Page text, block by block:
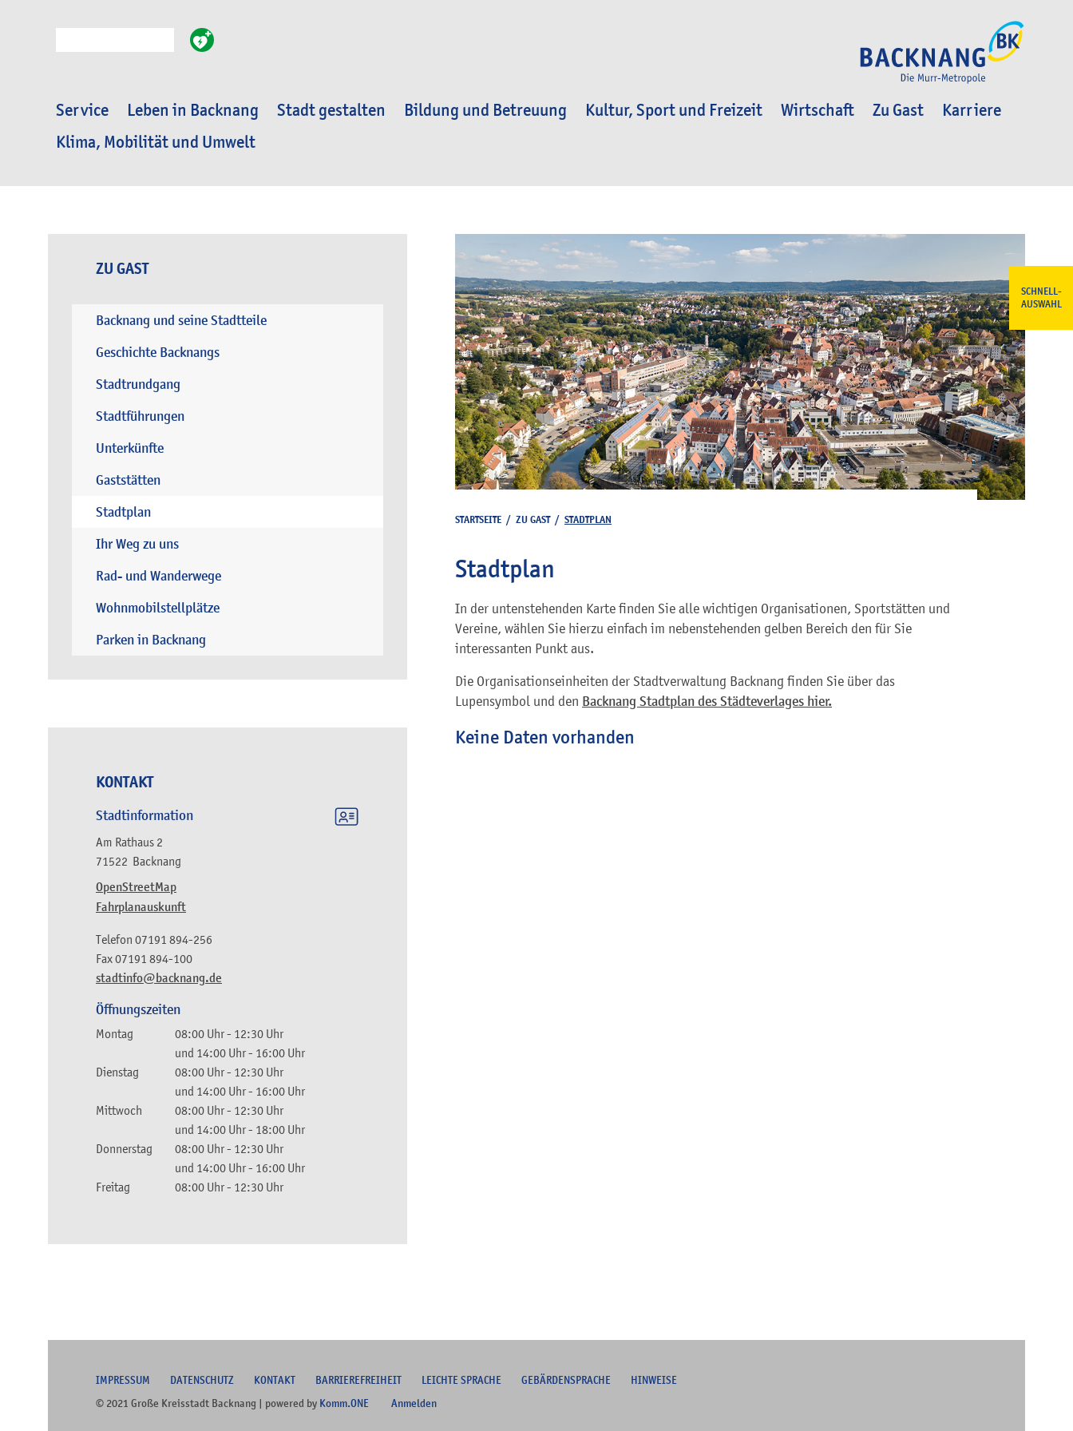
Service Leben in Backnang Stadt gestalten Bildung und Betreuung Kultur, Sport und Freizeit Wirtschaft Zu Gast
Karriere
Klima, Mobilität und Umwelt
SCHNELL-
AUSWAHL
ZU GAST
Backnang und seine Stadtteile
Geschichte Backnangs
Stadtrundgang
Stadtführungen
Unterkünfte
Gaststätten
Stadtplan
Ihr Weg zu uns
Rad- und Wanderwege
Wohnmobilstellplätze
Parken in Backnang
KONTAKT
Stadtinformation
Am Rathaus 2
71522 Backnang
OpenStreetMap
Fahrplanauskunft
stadtinfo@backnang.de
Telefon 07191 894-256
Fax07191 894-100
Öffnungszeiten
Montag 08:00 Uhr- 12:30 Uhr
und 14:00 Uhr- 16:00 Uhr
Dienstag
08:00 Uhr- 12:30 Uhr
und 14:00 Uhr- 16:00 Uhr
Mittwoch
08:00 Uhr- 12:30 Uhr
und 14:00 Uhr- 18:00 Uhr
Donnerstag
08:00 Uhr- 12:30 Uhr
und 14:00 Uhr- 16:00 Uhr
Freitag
08:00 Uhr- 12:30 Uhr
STARTSEITE / ZU GAST/ STADTPLAN
Stadtplan
In der untenstehenden Karte finden Sie alle wichtigen Organisationen, Sportstätten und
Vereine, wählen Sie hierzu einfach im nebenstehenden gelben Bereich den für Sie
interessanten Punkt aus.
Die Organisationseinheiten der Stadtverwaltung Backnang finden Sie über das
Lupensymbol und den Backnang Stadtplan des Städteverlages hier.
Keine Daten vorhanden
IMPRESSUM DATENSCHUTZ KONTAKT BARRIEREFREIHEIT LEICHTE SPRACHE GEBÄRDENSPRACHE
HINWEISE
© 2021 Große Kreisstadt Backnang | powered by Komm.ONE Anmelden